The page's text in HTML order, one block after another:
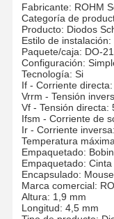
Fabricante: ROHM
Categoría de
Producto: Diodos
Estilo de
Paquete/caja: DO-
Configuración:
Tecnología: Si
If - Corriente directa:
Vrrm - Tensión
Vf - Tensión directa:
Ifsm - Corriente de
Ir - Corriente
Temperatura
Empaquetado:
Empaquetado:
Encapsulado:
Marca comercial:
Altura: 1,9 mm
Longitud: 4,5 mm